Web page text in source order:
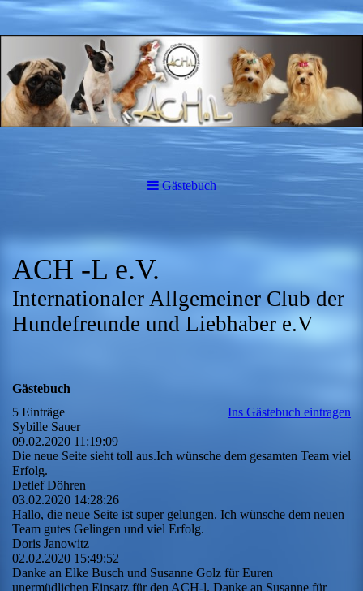
Gästebuch
ACH -L e.V.
Internationaler Allgemeiner Club der
Hundefreunde und Liebhaber e.V
Gästebuch
5 Einträge
Ins Gästebuch eintragen
Sybille Sauer
09.02.2020 11:19:09
Die neue Seite sieht toll aus.Ich wünsche dem gesamten Team viel
Erfolg.
Detlef Döhren
03.02.2020 14:28:26
Hallo, die neue Seite ist super gelungen. Ich wünsche dem neuen
Team gutes Gelingen und viel Erfolg.
Doris Janowitz
02.02.2020 15:49:52
Danke an Elke Busch und Susanne Golz für Euren
unermüdlichen Einsatz für den ACH-l. Danke an Susanne für